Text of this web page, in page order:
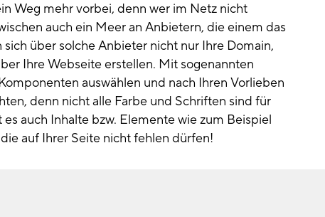
Weg mehr vorbei, denn wer im Netz nicht
auch ein Meer an Anbietern, die einem das
über solche Anbieter nicht nur Ihre Domain,
Ihre Webseite erstellen. Mit sogenannten
auswählen und nach Ihren Vorlieben
denn nicht alle Farbe und Schriften sind für
auch Inhalte bzw. Elemente wie zum Beispiel
auf Ihrer Seite nicht fehlen dürfen!